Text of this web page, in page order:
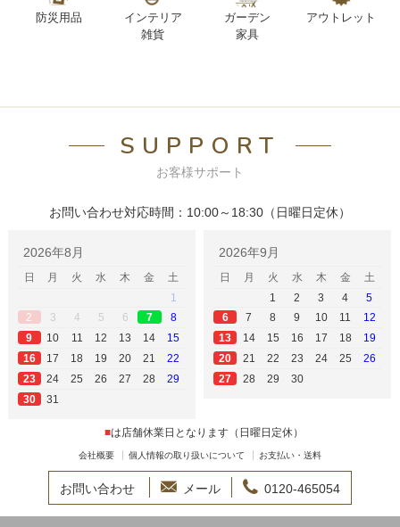
防災用品
インテリア
雑貨
ガーデン
家具
アウトレット
SUPPORT
お客様サポート
お問い合わせ対応時間：10:00～18:30（日曜日定休）
2026年8月
日 月 火 水 木 金
土
1
2
3 4 5 6 7
8
9
10 11 12 13 14
15
16
17 18 19 20 21
22
23
24 25 26 27 28
29
30
31
2026年9月
日 月 火 水 木 金
土
1
2 3 4
5
6
7 8 9 10 11
12
13
14 15 16 17 18
19
20
21 22 23 24 25
26
27
28 29 30
■は店舗休業日となります（日曜日定休）
会社概要 個人情報の取り扱いについて お支払い・送料
お問い合わせ メール 0120-465054